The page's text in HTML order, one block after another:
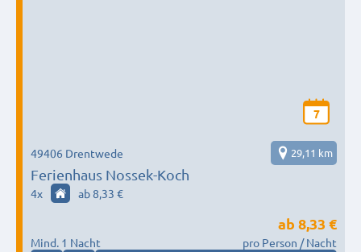
7
Ferienhaus Nossek-Koch
49406 Drentwede 29,11 km
4x ab 8,33 €
Mind. 1 Nacht
ab 8,33 €
pro Person / Nacht